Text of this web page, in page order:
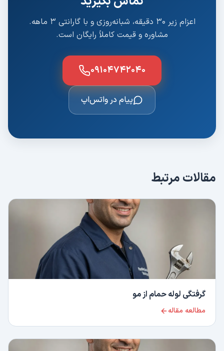
اعزام زیر ۳۰ دقیقه، شبانه‌روزی و با گارانتی ۳ ماهه.
مشاوره و قیمت کاملاً رایگان است.
۰۹۱۰۴۷۴۲۰۴۰
پیام در واتس‌اپ
مقالات مرتبط
گرفتگی لوله حمام از مو
مطالعه مقاله